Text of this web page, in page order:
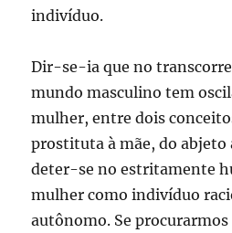
indivíduo.
Dir-se-ia que no
mundo masculino tem
mulher, entre dois
prostituta à mãe, do abjeto
deter-se no estritamente
mulher como indivíduo
autônomo. Se